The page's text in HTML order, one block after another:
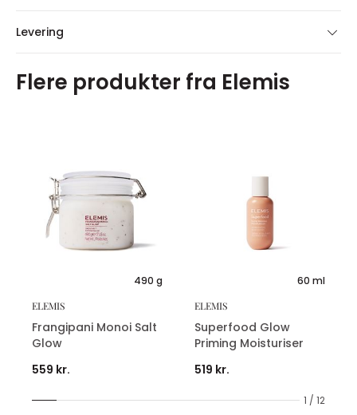
Levering
Flere produkter fra Elemis
1 / 12
490 g
ELEMIS
Frangipani Monoi Salt
Glow
559 kr.
60 ml
ELEMIS
Superfood Glow
Priming Moisturiser
519 kr.